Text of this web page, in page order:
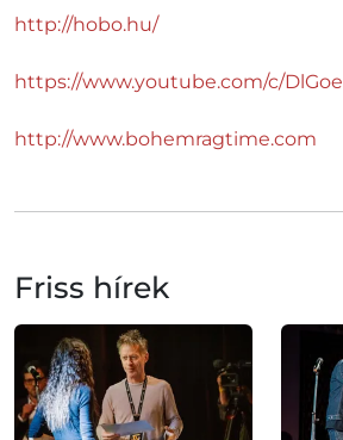
http://hobo.hu/
https://www.youtube.com/c/DlGoe
http://www.bohemragtime.com
Friss hírek